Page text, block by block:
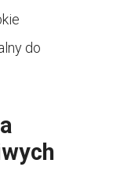
do